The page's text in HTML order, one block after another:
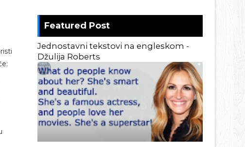
Featured Post
Jednostavni tekstovi na engleskom -
Džulija Roberts